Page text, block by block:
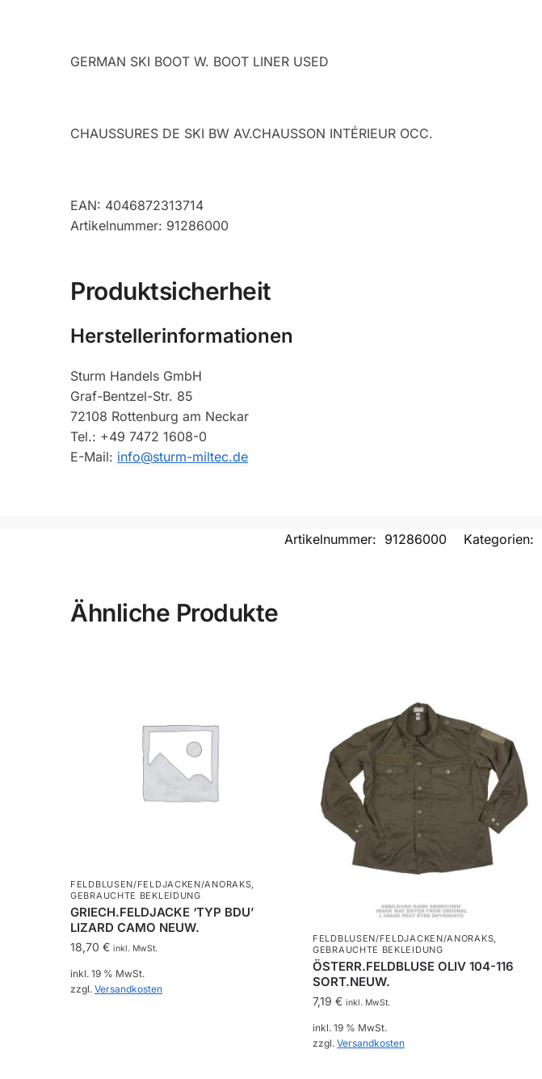
GERMAN SKI BOOT W. BOOT LINER USED
CHAUSSURES DE SKI BW AV.CHAUSSON INTÉRIEUR OCC.
EAN: 4046872313714
Artikelnummer: 91286000
Produktsicherheit
Herstellerinformationen
Sturm Handels GmbH
Graf-Bentzel-Str. 85
72108 Rottenburg am Neckar
Tel.: +49 7472 1608-0
E-Mail: info@sturm-miltec.de
Artikelnummer: 91286000 Kategorien:
Ähnliche Produkte
FELDBLUSEN/FELDJACKEN/ANORAKS,
GEBRAUCHTE BEKLEIDUNG
GRIECH.FELDJACKE ‘TYP BDU’
LIZARD CAMO NEUW.
18,70€ inkl. MwSt.
inkl. 19 % MwSt.
zzgl.Versandkosten
FELDBLUSEN/FELDJACKEN/ANORAKS,
GEBRAUCHTE BEKLEIDUNG
ÖSTERR.FELDBLUSE OLIV 104-116
SORT.NEUW.
7,19 € inkl. MwSt.
inkl. 19 % MwSt.
zzgl. Versandkosten